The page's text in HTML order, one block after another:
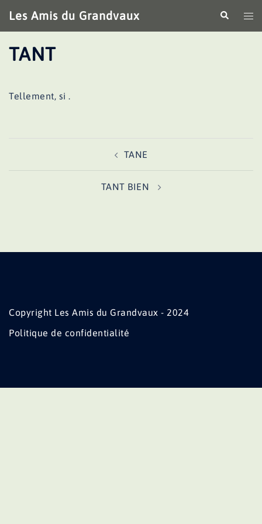
au
contenu
Les Amis du Grandvaux
le
TANT
Tellement, si .
TANE
TANT BIEN
Copyright Les Amis du Grandvaux - 2024
Politique de confidentialité